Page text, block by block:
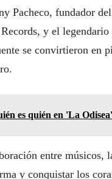
Pacheco, fundador
y el
se convirtieron en
es quién en 'La
entre músicos,
y conquistar los